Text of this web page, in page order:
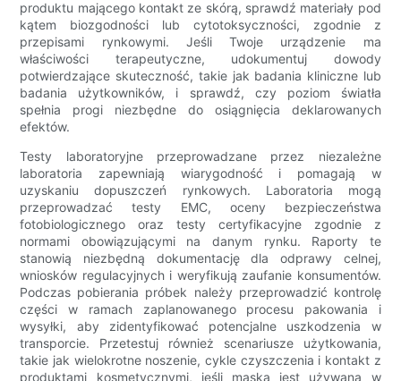
produktu mającego kontakt ze skórą, sprawdź materiały pod
kątem biozgodności lub cytotoksyczności, zgodnie z
przepisami rynkowymi. Jeśli Twoje urządzenie ma
właściwości terapeutyczne, udokumentuj dowody
potwierdzające skuteczność, takie jak badania kliniczne lub
badania użytkowników, i sprawdź, czy poziom światła
spełnia progi niezbędne do osiągnięcia deklarowanych
efektów.
Testy laboratoryjne przeprowadzane przez niezależne
laboratoria zapewniają wiarygodność i pomagają w
uzyskaniu dopuszczeń rynkowych. Laboratoria mogą
przeprowadzać testy EMC, oceny bezpieczeństwa
fotobiologicznego oraz testy certyfikacyjne zgodnie z
normami obowiązującymi na danym rynku. Raporty te
stanowią niezbędną dokumentację dla odprawy celnej,
wniosków regulacyjnych i weryfikują zaufanie konsumentów.
Podczas pobierania próbek należy przeprowadzić kontrolę
części w ramach zaplanowanego procesu pakowania i
wysyłki, aby zidentyfikować potencjalne uszkodzenia w
transporcie. Przetestuj również scenariusze użytkowania,
takie jak wielokrotne noszenie, cykle czyszczenia i kontakt z
produktami kosmetycznymi, jeśli maska ​​jest używana w